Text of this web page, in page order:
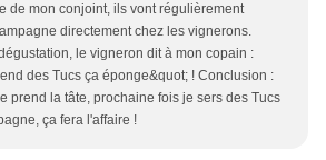
de mon conjoint, ils vont régulièrement
directement chez les vignerons.
le vigneron dit à mon copain :
des Tucs ça éponge&quot; ! Conclusion :
prend la tâte, prochaine fois je sers des Tucs
ça fera l'affaire !